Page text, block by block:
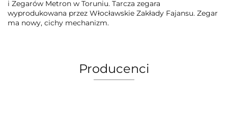
i Zegarów Metron w Toruniu. Tarcza zegara
wyprodukowana przez Włocławskie Zakłady Fajansu. Zegar
ma nowy, cichy mechanizm.
Producenci